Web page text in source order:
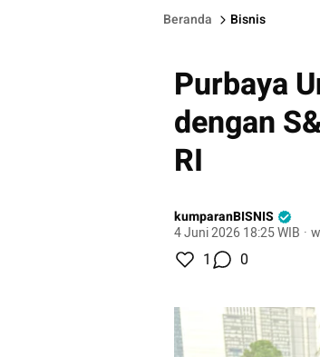
Beranda Bisnis
Purbaya
dengan
RI
kumparanBISNIS
4 Juni 2026 18:25 WIB ·
1 0